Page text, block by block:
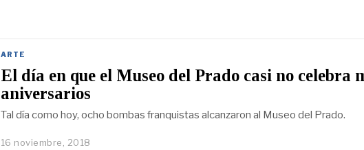
ARTE
El día en que el Museo del Prado casi no celebra
aniversarios
Tal día como hoy, ocho bombas franquistas alcanzaron al Museo del Prado.
16 noviembre, 2018